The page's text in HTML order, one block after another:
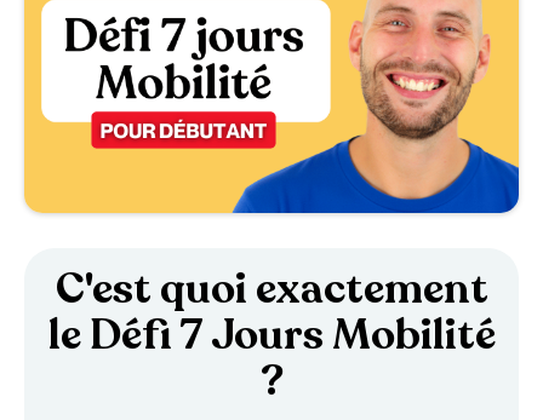
C'est quoi exactement
le Défi 7 Jours Mobilité
?